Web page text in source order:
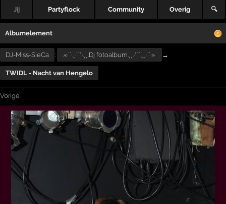
Jij Partyflock Community Overig 🔍
Albumelement
DJ-Miss-SieCa : .«·´`·.¸·´¨*·.¸¸.Dj fotoalbum.¸¸.·*¨`.¸¸.·´`·» →
TWIDL - Nacht van Hengelo
Vorige